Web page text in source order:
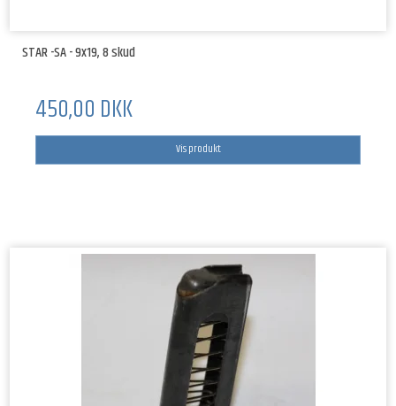
STAR -SA - 9x19, 8 skud
450,00 DKK
Vis produkt